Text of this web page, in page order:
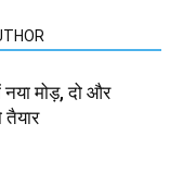
मोड़, दो और
तैयार